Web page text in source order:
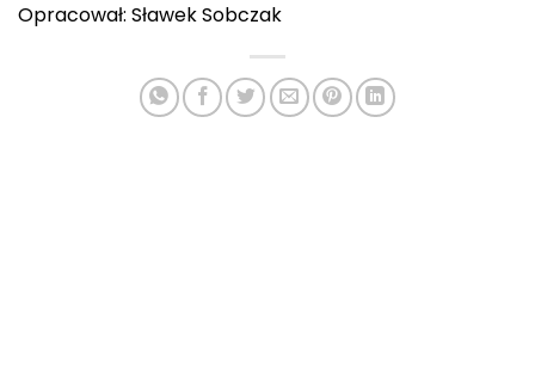
Opracował: Sławek Sobczak